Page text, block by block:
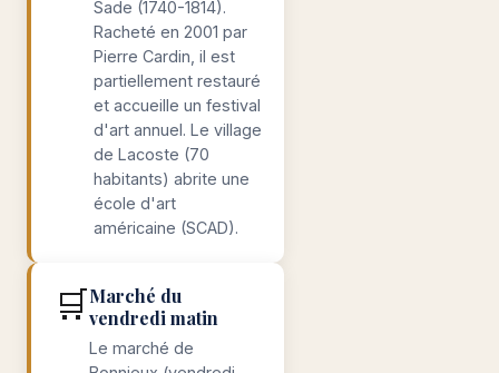
Sade (1740-1814).
Racheté en 2001 par
Pierre Cardin, il est
partiellement restauré
et accueille un festival
d'art annuel. Le village
de Lacoste (70
habitants) abrite une
école d'art
américaine (SCAD).
🛒Marché du
vendredi matin
Le marché de